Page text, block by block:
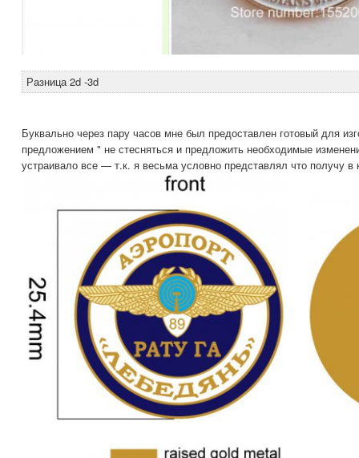
Разница 2d -3d
Буквально через пару часов мне был предоставлен готовый для
предложением " не стесняться и предложить необходимые
устраивало все — т.к. я весьма условно представлял что получу в